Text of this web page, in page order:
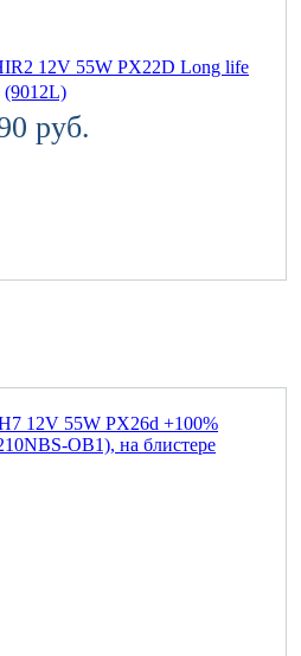
12V 55W PX22D Long life
(9012L)
руб.